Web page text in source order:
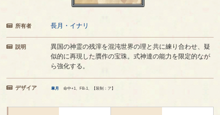
所有者 長月・イナリ
説明
異国の神霊の残滓を混沌世界の理と共に練り合わせ、疑
似的に再現した贋作の宝珠。式神達の能力を限定的なが
ら強化する。
デザイア 皐月 命中+1、FB-1、【装制：ア】